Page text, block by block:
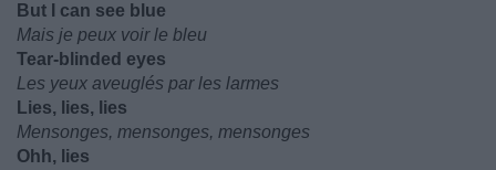
But I can see blue
Mais je peux voir le bleu
Tear-blinded eyes
Les yeux aveuglés par les larmes
Lies, lies, lies
Mensonges, mensonges, mensonges
Ohh, lies